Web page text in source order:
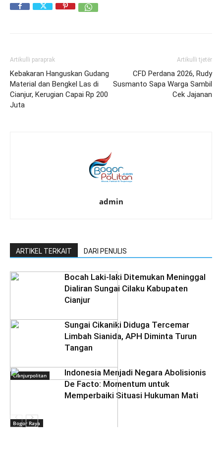
Artikulli paraprak
Kebakaran Hanguskan Gudang
Material dan Bengkel Las di
Cianjur, Kerugian Capai Rp 200
Juta
Artikulli tjetër
CFD Perdana 2026, Rudy
Susmanto Sapa Warga Sambil
Cek Jajanan
admin
ARTIKEL TERKAIT DARI PENULIS
Cianjurpolitan
Bocah Laki-laki Ditemukan Meninggal
Dialiran Sungai Cilaku Kabupaten
Cianjur
Bogor Raya
Sungai Cikaniki Diduga Tercemar
Limbah Sianida, APH Diminta Turun
Tangan
‎Indonesia Menjadi Negara Abolisionis
De Facto: Momentum untuk
Memperbaiki Situasi Hukuman Mati